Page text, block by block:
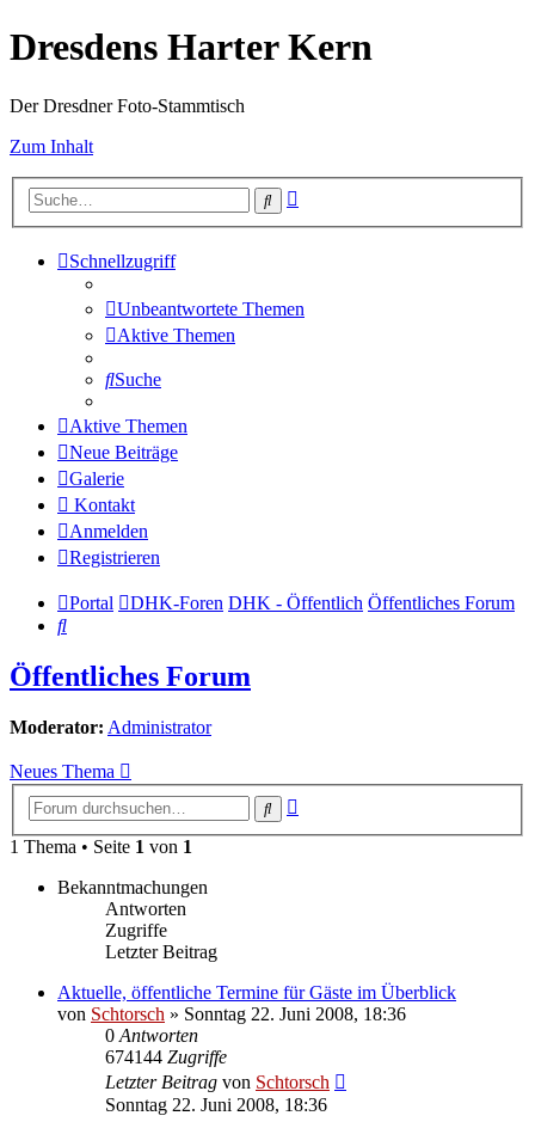
Dresdens Harter Kern
Der Dresdner Foto-Stammtisch
Zum Inhalt
Suche
Schnellzugriff
Unbeantwortete Themen
Aktive Themen
Suche
Aktive Themen
Neue Beiträge
Galerie
Kontakt
Anmelden
Registrieren
Portal DHK-Foren DHK - Öffentlich Öffentliches Forum
Suche
Öffentliches Forum
Moderator: Administrator
Neues Thema
Suche
1 Thema • Seite 1 von 1
Bekanntmachungen
Antworten
Zugriffe
Letzter Beitrag
Aktuelle, öffentliche Termine für Gäste im Überblick
von Schtorsch » Sonntag 22. Juni 2008, 18:36
0 Antworten
674144 Zugriffe
Letzter Beitrag von Schtorsch
Sonntag 22. Juni 2008, 18:36